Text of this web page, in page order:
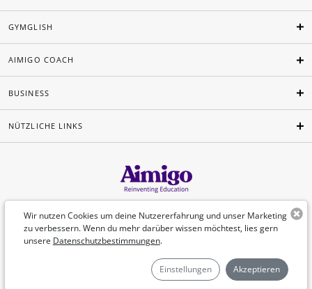
Wir nutzen Cookies um deine Nutzererfahrung und unser Marketing
zu verbessern. Wenn du mehr darüber wissen möchtest, lies gern
unsere Datenschutzbestimmungen.
Einstellungen Akzeptieren
GYMGLISH
AIMIGO COACH
BUSINESS
NÜTZLICHE LINKS
Deutsch
©Aimigo 2026